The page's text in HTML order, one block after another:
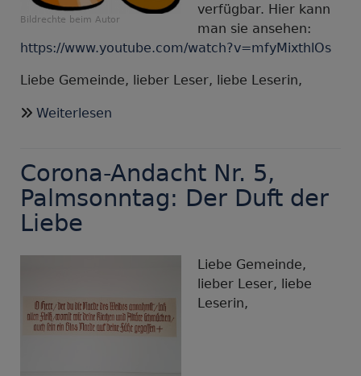
Bildrechte beim Autor
verfügbar. Hier kann
man sie ansehen:
https://www.youtube.com/watch?v=mfyMixthlOs
Liebe Gemeinde, lieber Leser, liebe Leserin,
Weiterlesen
5,
Gründonnerstag,
2020,
Corona-Andacht Nr. 5,
Palmsonntag: Der Duft der
Liebe
Liebe Gemeinde,
lieber Leser, liebe
Leserin,